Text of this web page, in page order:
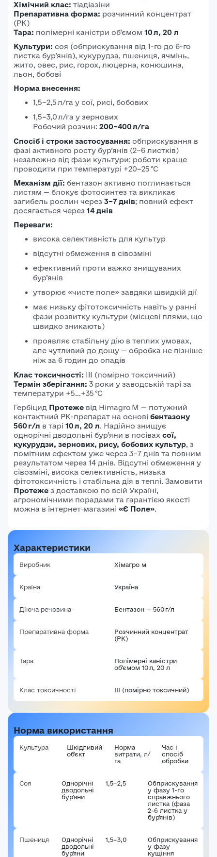
Хімічний клас: тіадіазіни
Препаративна форма: розчинний концентрат
(РК)
Тара: полімерні каністри об’ємом 10 л, 20 л
Культури: соя (обприскування від 1-го до 6-го
листка бур’янів), кукурудза, пшениця, ячмінь,
жито, овес, рис, горох, люцерна, конюшина,
льон, бобові
Норма внесення:
1,5–2,5 л/га у сої, рисі, бобових
1,5–3,0 л/га у зернових
Робочий розчин: 200–400 л/га
Спосіб і строки застосування: обприскування в
фазі активного росту бур’янів (2–6 листків)
незалежно від фази культури; роботи краще
проводити при температурі +20–25 °C
Механізм дії: бентазон активно поглинається
листям — блокує фотосинтез та викликає
загибель рослин через 3–7 днів; повний ефект
досягається через 14 днів
Переваги:
висока селективність для культур
відсутні обмеження в сівозміні
ефективний проти важко знищуваних
бур’янів
утворює «чисте поле» завдяки швидкій дії
має низьку фітотоксичність навіть у ранні
фази розвитку культури (місцеві плями, що
швидко зникають)
проявляє стабільну дію в теплих умовах,
але чутливий до дощу — обробка не пізніше
ніж за 6 годин до опадів
Клас токсичності: III (помірно токсичний)
Термін зберігання: 3 роки у заводській тарі за
температури +5…+35 °C
Гербіцид Протеже від Himagro M — потужний
контактний РК-препарат на основі бентазону
560 г/л в тарі 10 л, 20 л. Надійно знищує
однорічні дводольні бур’яни в посівах сої,
кукурудзи, зернових, рису, бобових культур, з
помітним ефектом уже через 3–7 днів та повним
результатом через 14 днів. Відсутні обмеження у
сівозміні, висока селективність, низька
фітотоксичність і стабільна дія в теплі. Замовити
Протеже з доставкою по всій Україні,
агрономічними порадами та гарантією якості
можна в інтернет‑магазині «Є Поле».
Характеристики
Виробник Хімагро м
Країна Україна
Діюча речовина Бентазон — 560 г/л
Препаративна форма
Розчинний концентрат
(РК)
Тара
Полімерні каністри
об’ємом 10 л, 20 л
Клас токсичності III (помірно токсичний)
Норма використання
Культура
Шкідливий
об'єкт
Норма
витрати, л/
га
Час і
спосіб
обробки
Соя
Однорічні
дводольні
бур’яни
1,5–2,5
Обприскування
у фазу 1-го
справжнього
листка (фаза
2-6 листка у
бур'янів)
Пшениця
Однорічні
дводольні
бур'яни
1,5–3,0
Обприскування
у фазу
кущіння